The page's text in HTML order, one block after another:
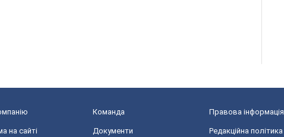
Команда Правова інформація
на сайті Документи Редакційна політика